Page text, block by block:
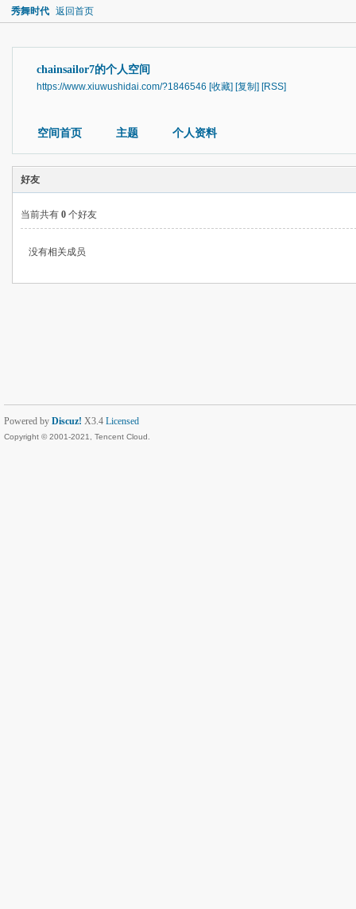
秀舞时代 返回首页
chainsailor7的个人空间
https://www.xiuwushidai.com/?1846546 [收藏] [复制] [RSS]
空间首页 主题 个人资料
好友
当前共有 0 个好友
没有相关成员
Powered by Discuz! X3.4 Licensed
Copyright © 2001-2021, Tencent Cloud.